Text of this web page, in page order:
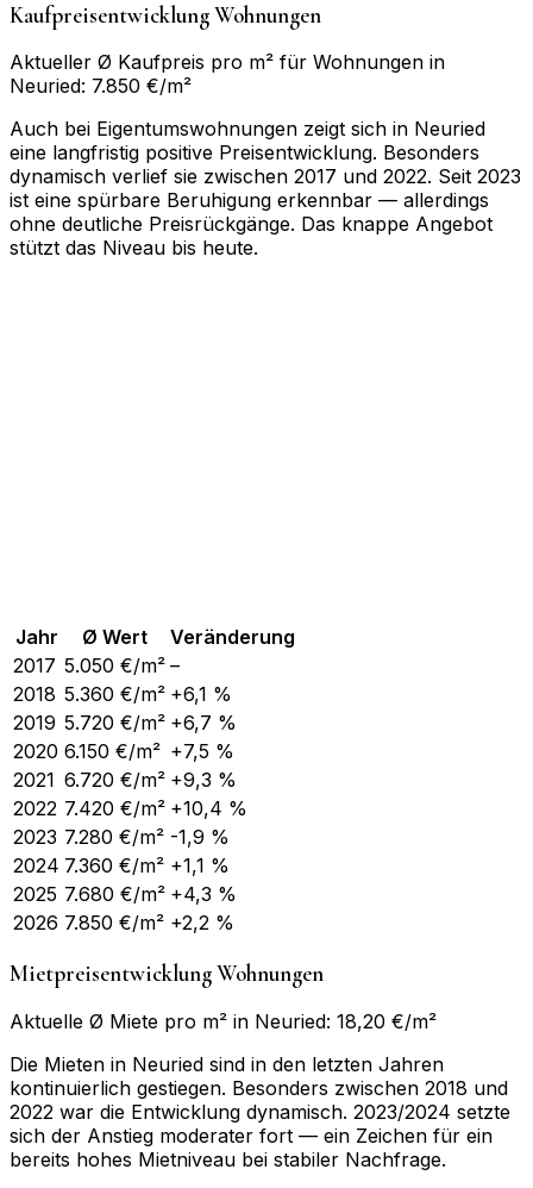
Kaufpreisentwicklung Wohnungen
Aktueller Ø Kaufpreis pro m² für Wohnungen in
Neuried: 7.850 €/m²
Auch bei Eigentumswohnungen zeigt sich in Neuried
eine langfristig positive Preisentwicklung. Besonders
dynamisch verlief sie zwischen 2017 und 2022. Seit 2023
ist eine spürbare Beruhigung erkennbar — allerdings
ohne deutliche Preisrückgänge. Das knappe Angebot
stützt das Niveau bis heute.
Jahr Ø Wert
Veränderung
2017 5.050 €/m² –
2018 5.360 €/m² +6,1 %
2019 5.720 €/m² +6,7 %
2020 6.150 €/m² +7,5 %
2021 6.720 €/m² +9,3 %
2022 7.420 €/m² +10,4 %
2023 7.280 €/m² -1,9 %
2024 7.360 €/m² +1,1 %
2025 7.680 €/m² +4,3 %
2026 7.850 €/m² +2,2 %
Mietpreisentwicklung Wohnungen
Aktuelle Ø Miete pro m² in Neuried: 18,20 €/m²
Die Mieten in Neuried sind in den letzten Jahren
kontinuierlich gestiegen. Besonders zwischen 2018 und
2022 war die Entwicklung dynamisch. 2023/2024 setzte
sich der Anstieg moderater fort — ein Zeichen für ein
bereits hohes Mietniveau bei stabiler Nachfrage.